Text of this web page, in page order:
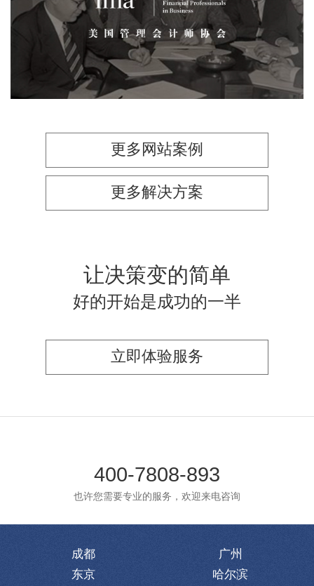
品牌官网 网页设计 网站建设 机构组织
更多网站案例
更多解决方案
让决策变的简单
好的开始是成功的一半
立即体验服务
400-7808-893
也许您需要专业的服务，欢迎来电咨询
成都
广州
东京
哈尔滨